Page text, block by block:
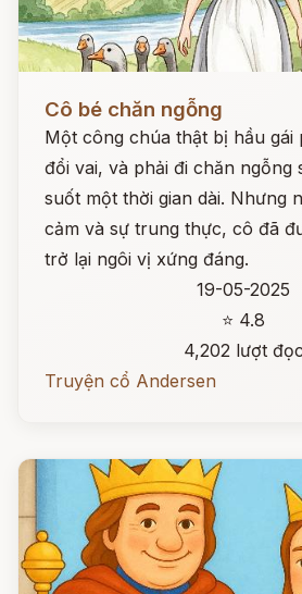
Cô bé chăn ngỗng
Một công chúa thật bị hầu gái
đổi vai, và phải đi chăn ngỗng
suốt một thời gian dài. Nhưng
cảm và sự trung thực, cô đã
trở lại ngôi vị xứng đáng.
19-05-2025
⭐ 4.8
4,202 lượt đọc
Truyện cổ Andersen